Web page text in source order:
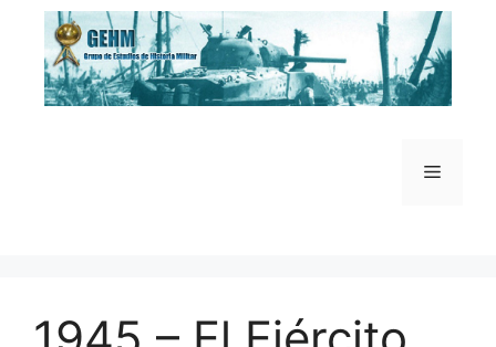
Saltar
contenido
Menú